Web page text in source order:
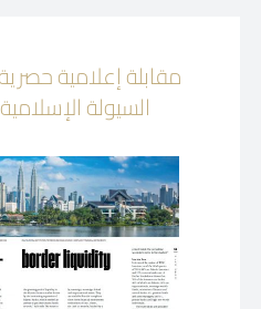
مقابلة إعلامية
السيولة